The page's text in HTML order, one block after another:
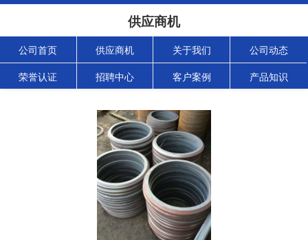
供应商机
公司首页 供应商机 关于我们 公司动态
荣誉认证 招聘中心 客户案例 产品知识